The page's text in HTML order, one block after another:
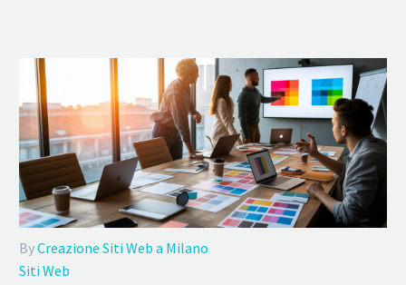
ByCreazione Siti Web a Milano
Siti Web